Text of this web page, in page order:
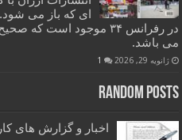
می باشد.
ژانویه 29, 2026 1
Random Posts
اخبار و گزارش های کارگری 10 و 11